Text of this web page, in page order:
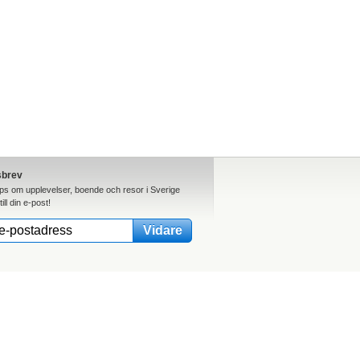
om upplevelser, boende och resor i Sverige
din e-post!